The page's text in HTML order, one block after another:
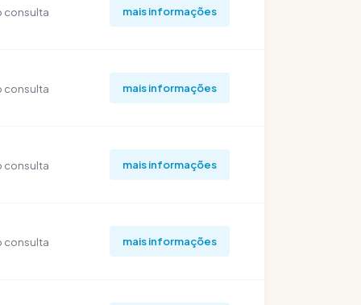
consulta mais informações
consulta mais informações
consulta mais informações
consulta mais informações